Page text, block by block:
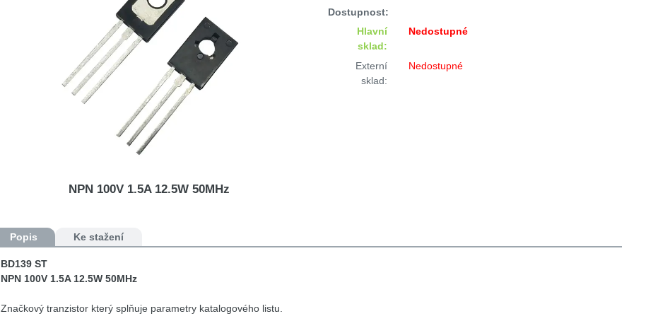
NPN 100V 1.5A 12.5W 50MHz
Dostupnost:
Hlavní
sklad:
Nedostupné
Externí
sklad:
Nedostupné
Popis Ke stažení
BD139 ST
NPN 100V 1.5A 12.5W 50MHz
Značkový tranzistor který splňuje parametry katalogového listu.